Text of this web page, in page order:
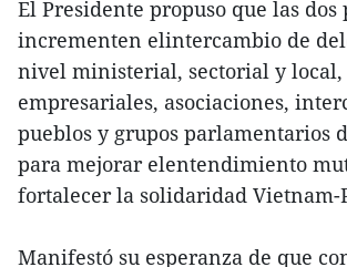
El Presidente propuso que las dos
incrementen elintercambio de
nivel ministerial, sectorial y local,
empresariales, asociaciones,
pueblos y grupos parlamentarios
para mejorar elentendimiento
fortalecer la solidaridad Vietnam-
Manifestó su esperanza de que